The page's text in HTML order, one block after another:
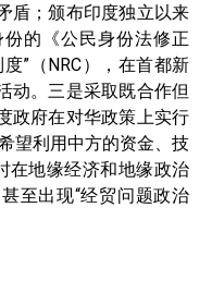
盾；颁布印度独立以来
的《公民身份法修正
”（NRC），在首都新
动。三是采取既合作但
政府在对华政策上实行
望利用中方的资金、技
在地缘经济和地缘政治
至出现“经贸问题政治